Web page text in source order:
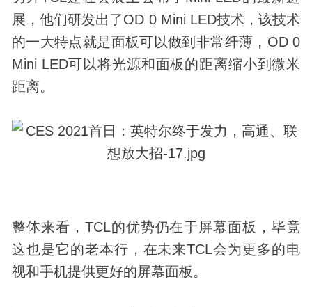
展，他们研发出了OD 0 Mini LED技术，该技术
的一大特点就是面板可以做到非常纤薄，OD 0
Mini LED可以将光源和面板的距离缩小到微米
距离。
整体来看，TCL的优势仍在于屏幕面板，毕竟
这也是它的老本行，在未来TCL会为更多的电
视和手机提供更好的屏幕面板。